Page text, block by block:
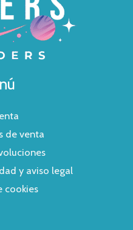
de venta
y aviso legal
cookies